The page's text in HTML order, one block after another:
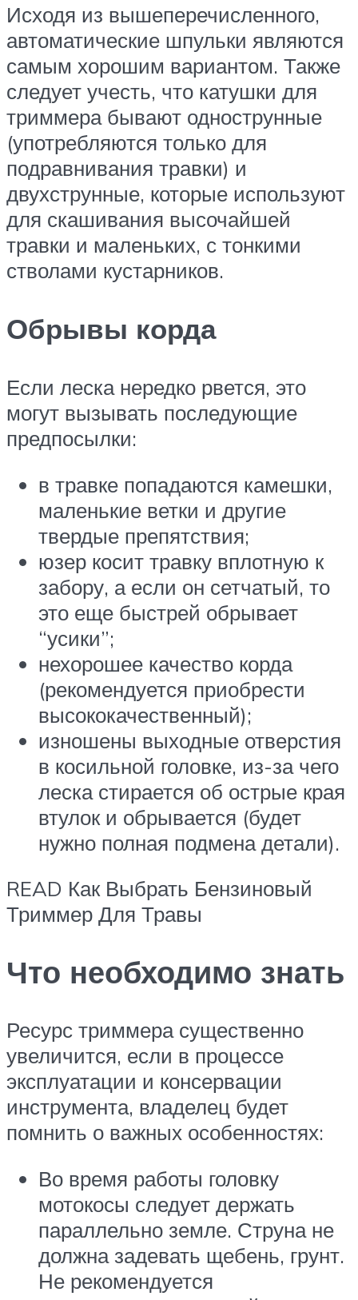
Исходя из вышеперечисленного,
автоматические шпульки являются
самым хорошим вариантом. Также
следует учесть, что катушки для
триммера бывают однострунные
(употребляются только для
подравнивания травки) и
двухструнные, которые используют
для скашивания высочайшей
травки и маленьких, с тонкими
стволами кустарников.
Обрывы корда
Если леска нередко рвется, это
могут вызывать последующие
предпосылки:
в травке попадаются камешки,
маленькие ветки и другие
твердые препятствия;
юзер косит травку вплотную к
забору, а если он сетчатый, то
это еще быстрей обрывает
“усики”;
нехорошее качество корда
(рекомендуется приобрести
высококачественный);
изношены выходные отверстия
в косильной головке, из-за чего
леска стирается об острые края
втулок и обрывается (будет
нужно полная подмена детали).
READ Как Выбрать Бензиновый
Триммер Для Травы
Что необходимо знать
Ресурс триммера существенно
увеличится, если в процессе
эксплуатации и консервации
инструмента, владелец будет
помнить о важных особенностях:
Во время работы головку
мотокосы следует держать
параллельно земле. Струна не
должна задевать щебень, грунт.
Не рекомендуется